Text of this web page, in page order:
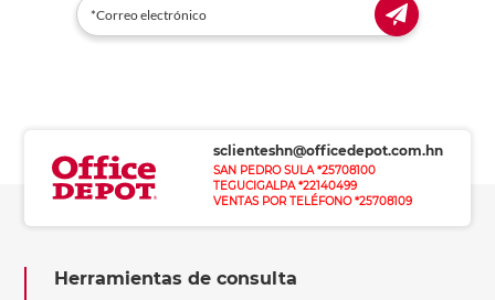
sclienteshn@officedepot.com.hn
SAN PEDRO SULA *25708100
TEGUCIGALPA *22140499
VENTAS POR TELÉFONO *25708109
Herramientas de consulta